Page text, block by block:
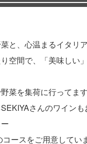
と、心温まるイタリ
空間で、「美味しい
菜を集荷に行ってま
さんのワイン
ースをご用意してい